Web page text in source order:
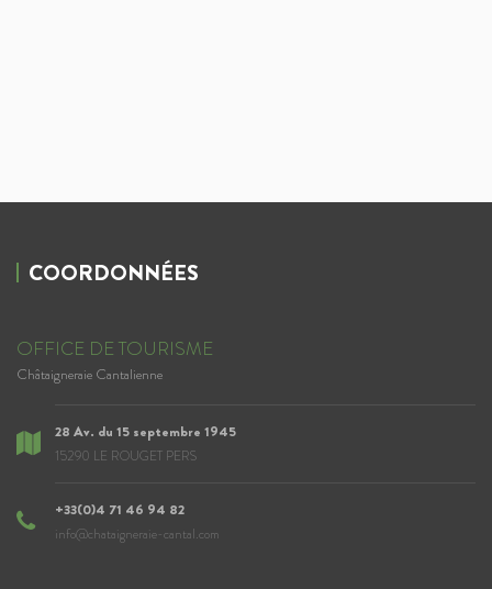
COORDONNÉES
OFFICE DE TOURISME
Châtaigneraie Cantalienne
28 Av. du 15 septembre 1945
15290 LE ROUGET PERS
+33(0)4 71 46 94 82
info@chataigneraie-cantal.com